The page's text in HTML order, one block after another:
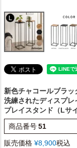
新色チャコールブラッ
洗練されたディスプレ
プレイスタンド（Lサ
商品番号51
販売価格 ¥8,900税込